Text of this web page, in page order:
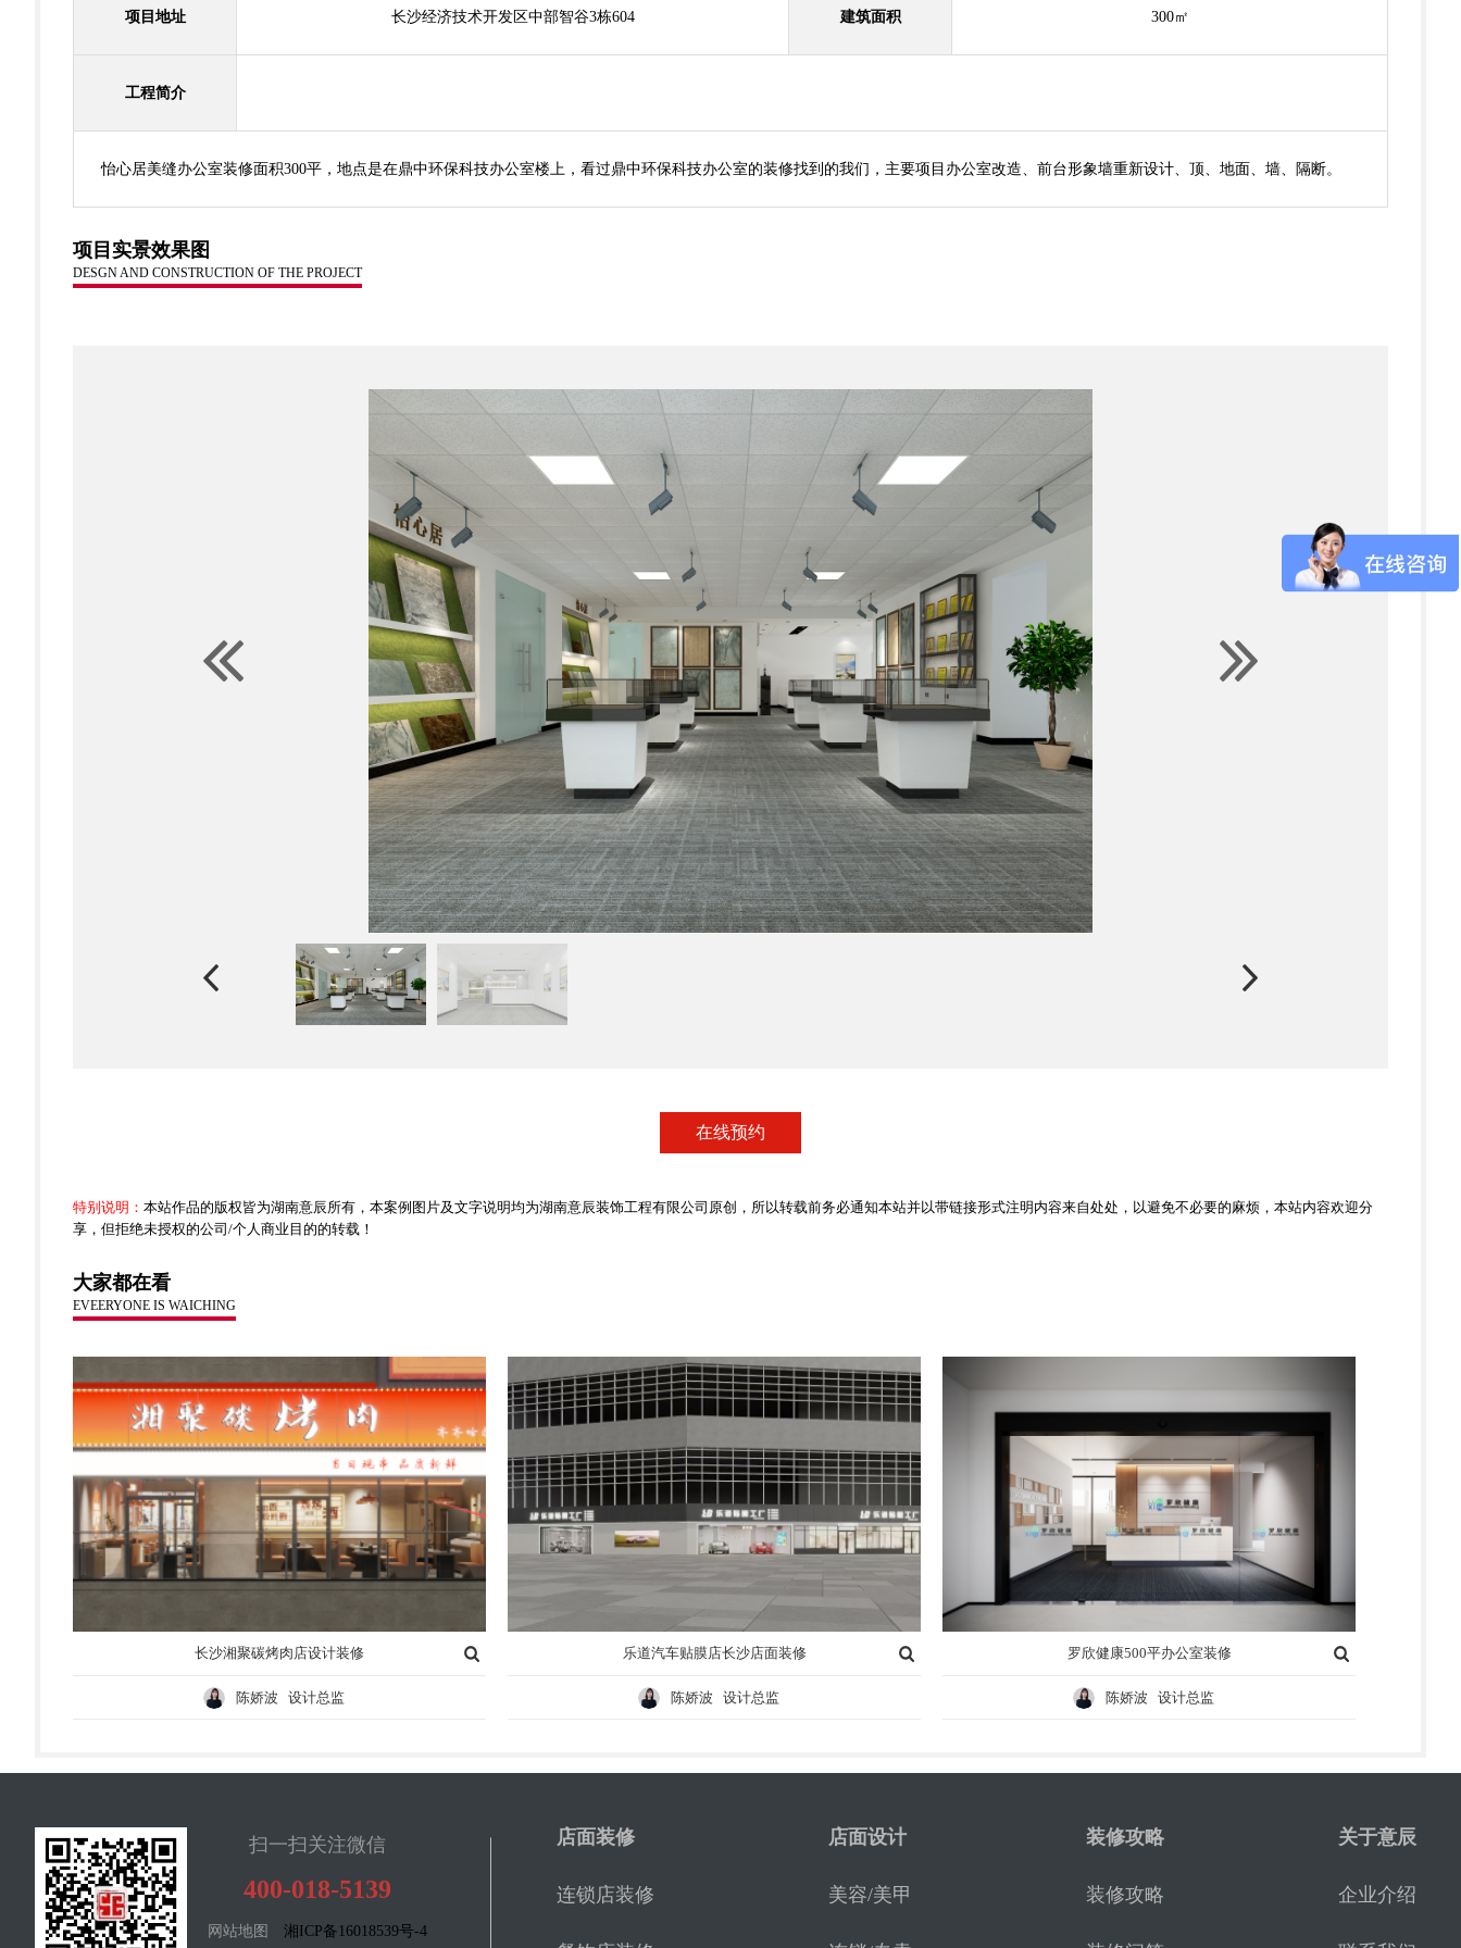
项目地址 长沙经济技术开发区中部智谷3栋604 建筑面积 300㎡
工程简介
怡心居美缝办公室装修面积300平，地点是在鼎中环保科技办公室楼上，看过鼎中环保科技办公室的装修找到的我们，主要项目办公室改造、前台形象墙重新设计、顶、地面、墙、隔断。
项目实景效果图
DESGN AND CONSTRUCTION OF THE PROJECT
在线预约
特别说明： 本站作品的版权皆为湖南意辰所有，本案例图片及文字说明均为湖南意辰装饰工程有限公司原创，所以转载前务必通知本站并以带链接形式注明内容来自处处，以避免不必要的麻烦，本站内容欢迎分
享，但拒绝未授权的公司/个人商业目的的转载！
大家都在看
EVEERYONE IS WAICHING
长沙湘聚碳烤肉店设计装修
陈娇波 设计总监
乐道汽车贴膜店长沙店面装修
陈娇波 设计总监
罗欣健康500平办公室装修
陈娇波 设计总监
扫一扫关注微信
400-018-5139
网站地图 湘ICP备16018539号-4
店面装修
连锁店装修
店面设计
美容/美甲
装修攻略
装修攻略
关于意辰
企业介绍